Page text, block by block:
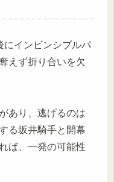
にインビンシブルパ
えず折り合いを欠
あり、逃げるのは
る坂井騎手と開幕
ば、一発の可能性